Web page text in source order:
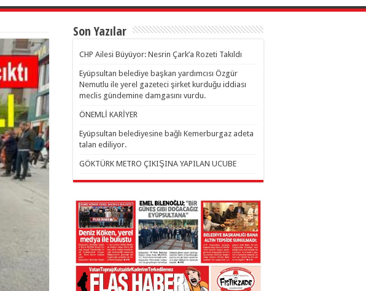
Son Yazılar
CHP Ailesi Büyüyor: Nesrin Çark’a Rozeti Takıldı
Eyüpsultan belediye başkan yardımcısı Özgür
Nemutlu ile yerel gazeteci şirket kurduğu iddiası
meclis gündemine damgasını vurdu.
ÖNEMLİ KARİYER
Eyüpsultan belediyesine bağlı Kemerburgaz adeta
talan ediliyor.
GÖKTÜRK METRO ÇIKIŞINA YAPILAN UCUBE